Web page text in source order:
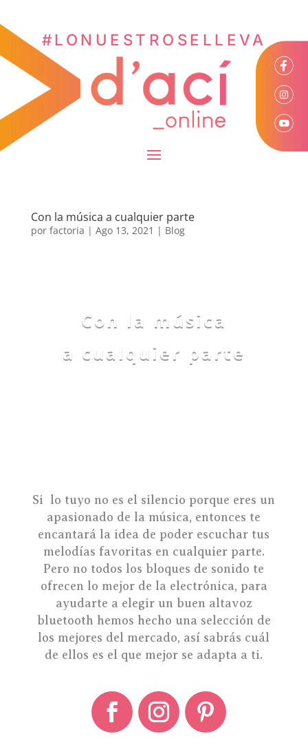
#LONUESTROSELLEVA
Con la música a cualquier parte
por factoria | Ago 13, 2021 | Blog
Con la música
a cualquier parte
Si lo tuyo no es el silencio porque eres un
apasionado de la música, entonces te
encantará la idea de poder escuchar tus
melodías favoritas en cualquier parte.
Pero no todos los bloques de sonido te
ofrecen lo mejor de la electrónica, para
ayudarte a elegir un buen altavoz
bluetooth hemos hecho una selección de
los mejores del mercado, así sabrás cuál
de ellos es el que mejor se adapta a ti.